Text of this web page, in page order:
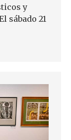
y
sábado 21